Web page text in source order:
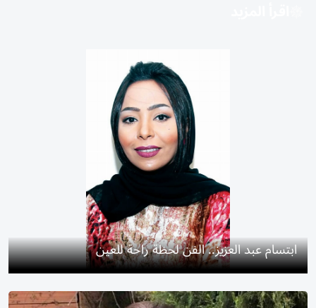
ابتسام عبد العزيز.. الفن لحظة راحة للعين